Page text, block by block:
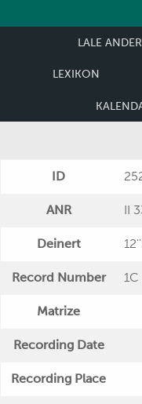
LALE
LEXIKON
ID
ANR II
Deinert
Record Number
Matrize
Recording Date
Recording Place